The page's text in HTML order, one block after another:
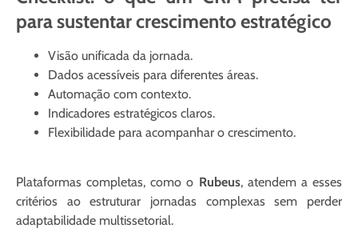
para sustentar crescimento estratégico
Visão unificada da jornada.
Dados acessíveis para diferentes áreas.
Automação com contexto.
Indicadores estratégicos claros.
Flexibilidade para acompanhar o crescimento.
Plataformas completas, como o Rubeus, atendem a esses
critérios ao estruturar jornadas complexas sem perder
adaptabilidade multissetorial.